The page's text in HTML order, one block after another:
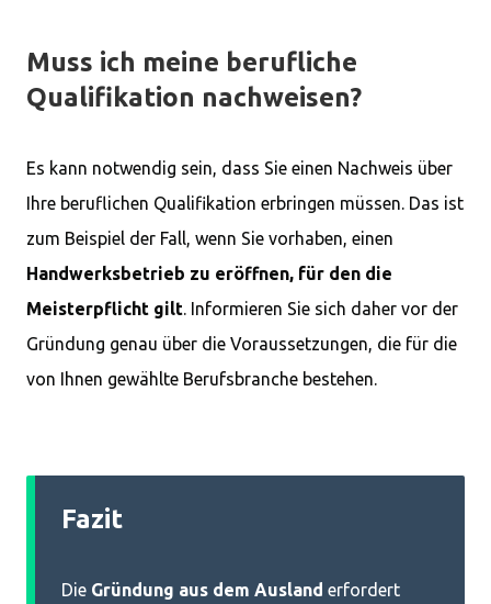
Muss ich meine berufliche
Qualifikation nachweisen?
Es kann notwendig sein, dass Sie einen Nachweis über
Ihre beruflichen Qualifikation erbringen müssen. Das ist
zum Beispiel der Fall, wenn Sie vorhaben, einen
Handwerksbetrieb zu eröffnen, für den die
Meisterpflicht gilt. Informieren Sie sich daher vor der
Gründung genau über die Voraussetzungen, die für die
von Ihnen gewählte Berufsbranche bestehen.
Fazit
Die Gründung aus dem Ausland erfordert